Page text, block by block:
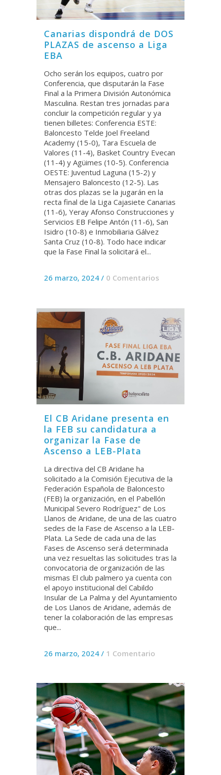
Canarias dispondrá de DOS
PLAZAS de ascenso a Liga
EBA
Ocho serán los equipos, cuatro por
Conferencia, que disputarán la Fase
Final a la Primera División Autonómica
Masculina. Restan tres jornadas para
concluir la competición regular y ya
tienen billetes: Conferencia ESTE:
Baloncesto Telde Joel Freeland
Academy (15-0), Tara Escuela de
Valores (11-4), Basket Country Evecan
(11-4) y Agüimes (10-5). Conferencia
OESTE: Juventud Laguna (15-2) y
Mensajero Baloncesto (12-5). Las
otras dos plazas se la jugarán en la
recta final de la Liga Cajasiete Canarias
(11-6), Yeray Afonso Construcciones y
Servicios EB Felipe Antón (11-6), San
Isidro (10-8) e Inmobiliaria Gálvez
Santa Cruz (10-8). Todo hace indicar
que la Fase Final la solicitará el...
26 marzo, 2024 / 0 Comentarios
El CB Aridane presenta en
la FEB su candidatura a
organizar la Fase de
Ascenso a LEB-Plata
La directiva del CB Aridane ha
solicitado a la Comisión Ejecutiva de la
Federación Española de Baloncesto
(FEB) la organización, en el Pabellón
Municipal Severo Rodríguez" de Los
Llanos de Aridane, de una de las cuatro
sedes de la Fase de Ascenso a la LEB-
Plata. La Sede de cada una de las
Fases de Ascenso será determinada
una vez resueltas las solicitudes tras la
convocatoria de organización de las
mismas El club palmero ya cuenta con
el apoyo institucional del Cabildo
Insular de La Palma y del Ayuntamiento
de Los Llanos de Aridane, además de
tener la colaboración de las empresas
que...
26 marzo, 2024 / 1 Comentario